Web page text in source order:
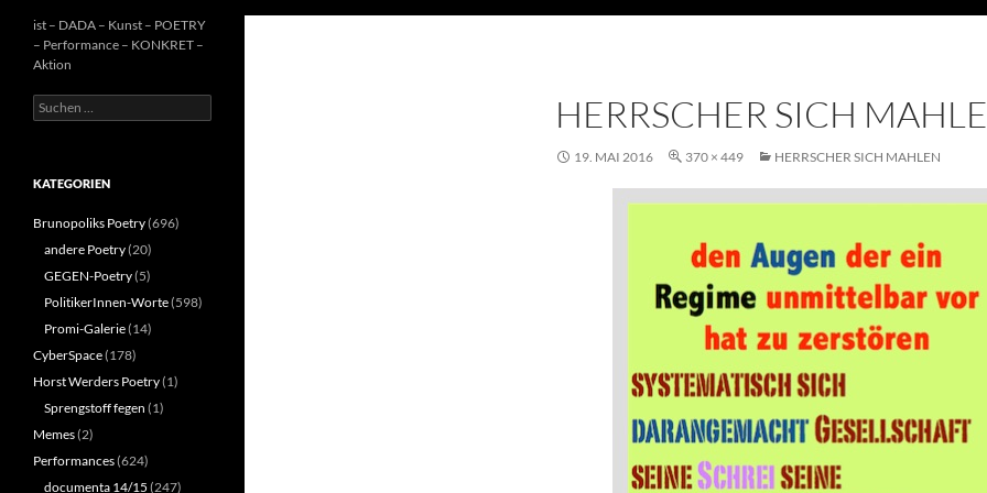
HERRSCHER SICH
19. MAI 2016 370 × 449 HERRSCHER SICH MAHLEN
ist – DADA – Kunst – POETRY
– Performance – KONKRET –
Aktion
Suchen
nach:
KATEGORIEN
Brunopoliks Poetry(696)
andere Poetry(20)
GEGEN-Poetry(5)
PolitikerInnen-Worte(598)
Promi-Galerie(14)
CyberSpace(178)
Horst Werders Poetry(1)
Sprengstoff fegen (1)
Memes(2)
Performances(624)
documenta 14/15 (247)